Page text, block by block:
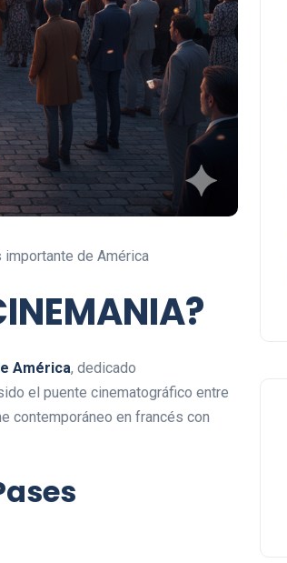
de América
América, dedicado
el puente cinematográfico entre
contemporáneo en francés con